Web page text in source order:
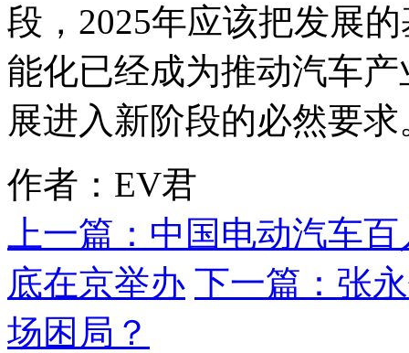
段，2025年应该把发展
能化已经成为推动汽车
展进入新阶段的必然要求
作者：EV君
上一篇： 中国电动汽车
底在京举办 下一篇： 张
场困局？